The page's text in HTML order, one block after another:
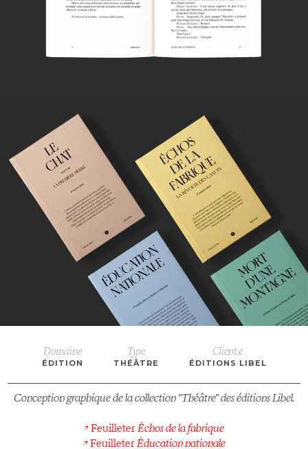
Domaine
ÉDITION
Type
THÉÂTRE
Client.e
ÉDITIONS LIBEL
Conception graphique de la collection "Théâtre" des éditions Libel.
↗ Feuilleter Échos de la fabrique
↗ Feuilleter Éducation nationale